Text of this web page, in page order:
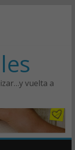
vuelta a